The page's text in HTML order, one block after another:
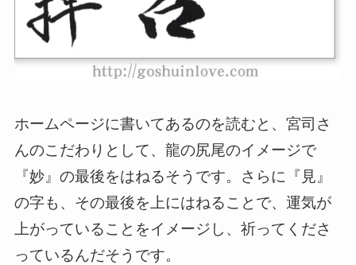
ホームページに書いてあるのを読むと、宮司さ
んのこだわりとして、龍の尻尾のイメージで
『妙』の最後をはねるそうです。さらに『見』
の字も、その最後を上にはねることで、運気が
上がっていることをイメージし、祈ってくださ
っているんだそうです。